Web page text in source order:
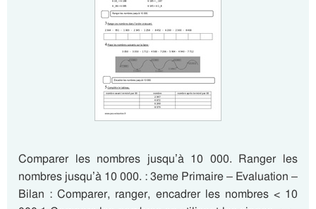
Comparer les nombres jusqu’à 10 000. Ranger les
nombres jusqu’à 10 000. : 3eme Primaire – Evaluation –
Bilan : Comparer, ranger, encadrer les nombres < 10